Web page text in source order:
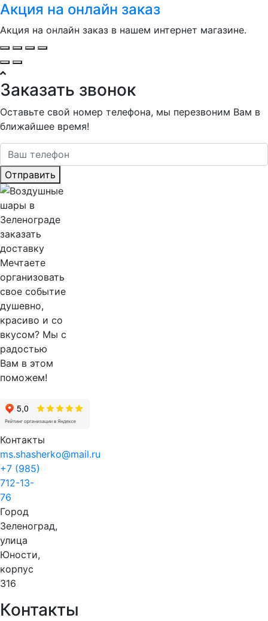
Акция на онлайн заказ
Акция на онлайн заказ в нашем интернет магазине.
Заказать звонок
Оставьте свой номер телефона, мы перезвоним Вам в
ближайшее время!
Отправить
Мечтаете
организовать
свое событие
душевно,
красиво и со
вкусом? Мы с
радостью
Вам в этом
поможем!
Контакты
ms.shasherko@mail.ru
+7 (985)
712-13-
76
Город
Зеленоград,
улица
Юности,
корпус
316
Контакты